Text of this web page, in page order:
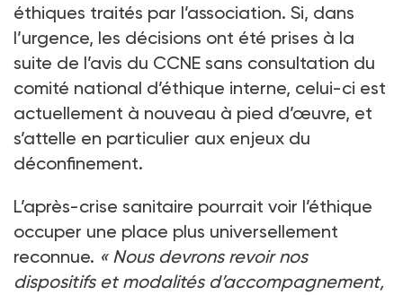
éthiques traités par l’association. Si, dans
l’urgence, les décisions ont été prises à la
suite de l’avis du CCNE sans consultation du
comité national d’éthique interne, celui-ci est
actuellement à nouveau à pied d’œuvre, et
s’attelle en particulier aux enjeux du
déconfinement.
L’après-crise sanitaire pourrait voir l’éthique
occuper une place plus universellement
reconnue. « Nous devrons revoir nos
dispositifs et modalités d’accompagnement,